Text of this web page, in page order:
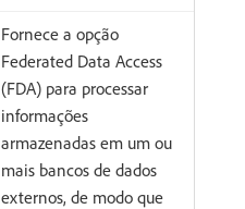
Fornece a opção
Federated Data Access
(FDA) para processar
informações
armazenadas em um ou
mais bancos de dados
externos, de modo que